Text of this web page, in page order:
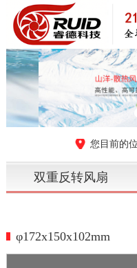
双重反转风扇
φ172x150x102mm